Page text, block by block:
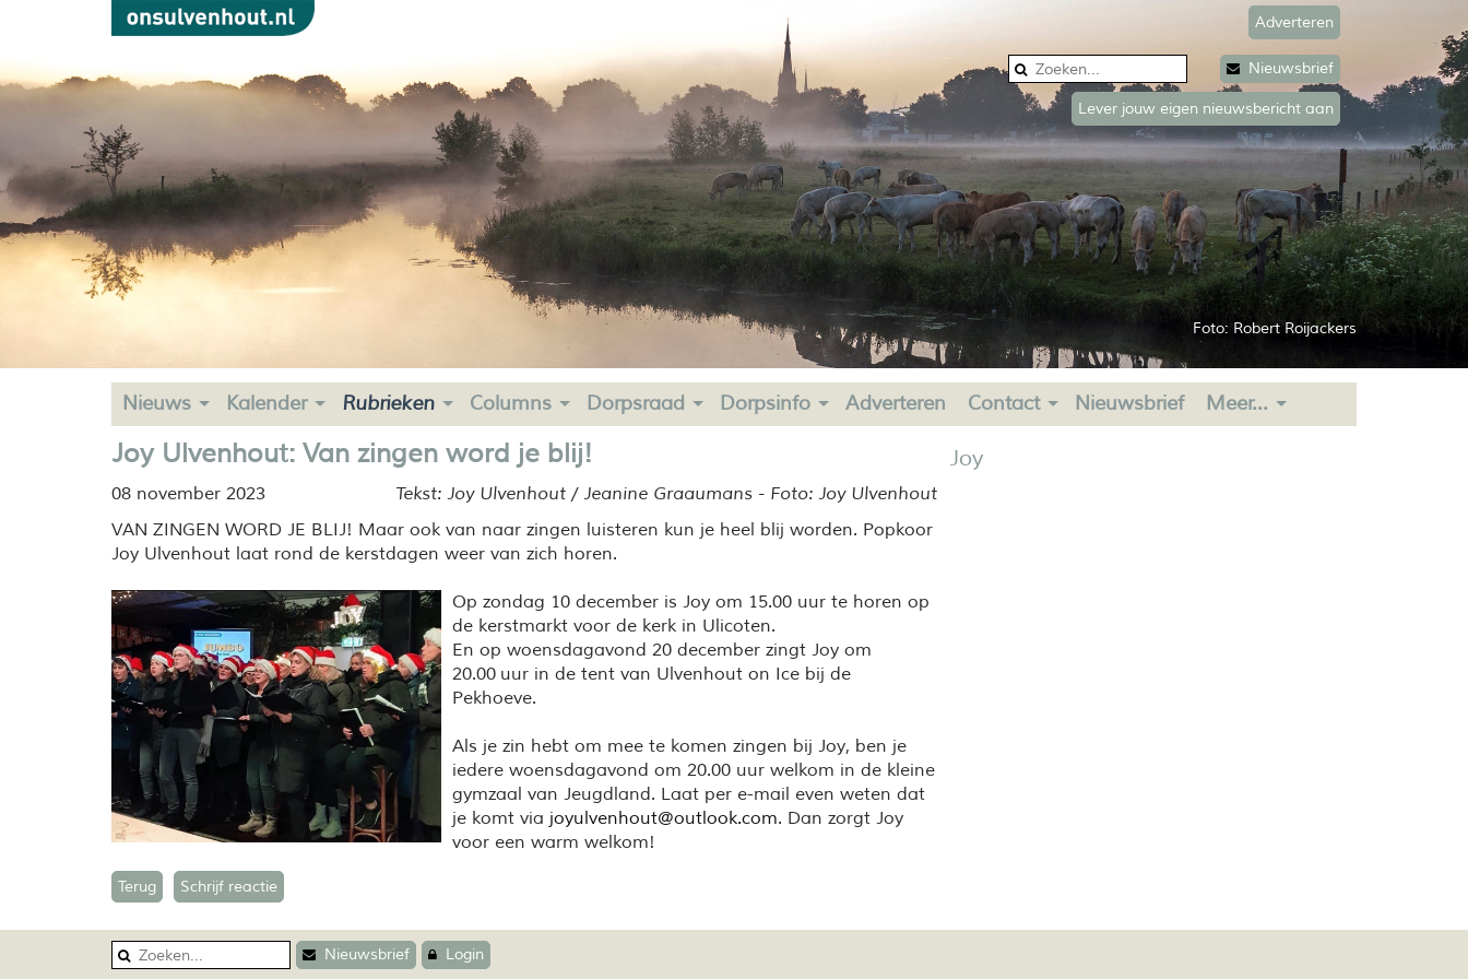
Nieuwsbrief
Nieuws Kalender Rubrieken Columns Dorpsraad Dorpsinfo Adverteren Contact Nieuwsbrief Meer...
Adverteren
Lever jouw eigen nieuwsbericht aan
Foto: Robert Roijackers
Joy Ulvenhout: Van zingen word je blij!
08 november 2023
Tekst: Joy Ulvenhout / Jeanine Graaumans - Foto: Joy Ulvenhout
VAN ZINGEN WORD JE BLIJ! Maar ook van naar zingen luisteren kun je heel blij worden. Popkoor
Joy Ulvenhout laat rond de kerstdagen weer van zich horen.
Op zondag 10 december is Joy om 15.00 uur te horen op
de kerstmarkt voor de kerk in Ulicoten.
En op woensdagavond 20 december zingt Joy om
20.00 uur in de tent van Ulvenhout on Ice bij de
Pekhoeve.
Als je zin hebt om mee te komen zingen bij Joy, ben je
iedere woensdagavond om 20.00 uur welkom in de kleine
gymzaal van Jeugdland. Laat per e-mail even weten dat
je komt via joyulvenhout@outlook.com. Dan zorgt Joy
voor een warm welkom!
Terug Schrijf reactie
Joy
Nieuwsbrief Login